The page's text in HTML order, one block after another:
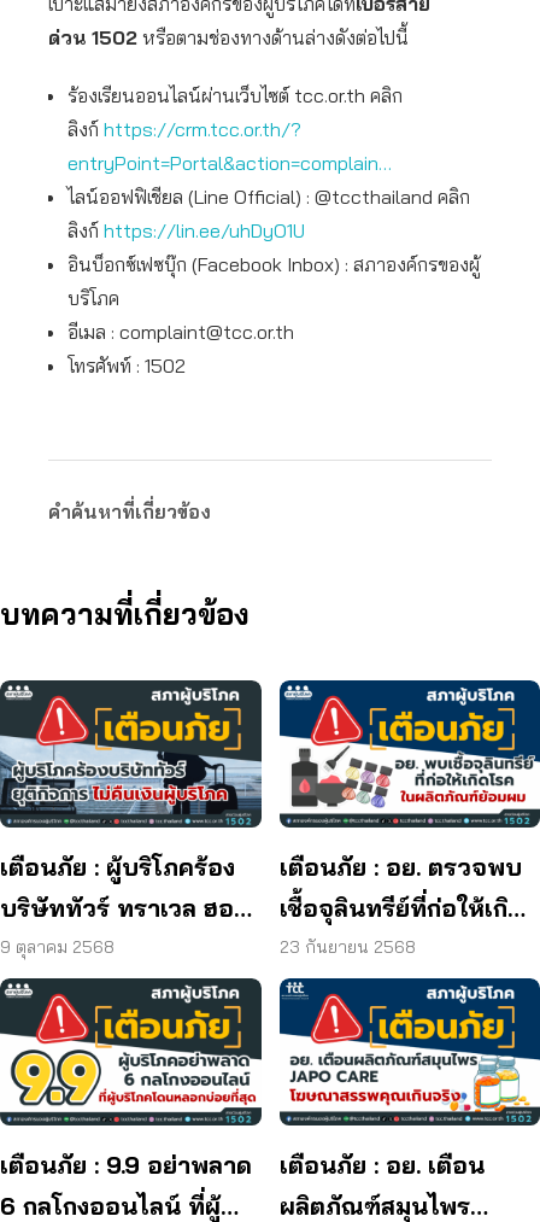
ด่วน 1502 หรือตามช่องทางด้านล่างดังต่อไปนี้
ร้องเรียนออนไลน์ผ่านเว็บไซต์ tcc.or.th คลิก
ลิงก์ https://crm.tcc.or.th/?
entryPoint=Portal&action=complain…
ไลน์ออฟฟิเชียล (Line Official) : @tccthailand คลิก
ลิงก์ https://lin.ee/uhDyO1U
อินบ็อกซ์เฟซบุ๊ก (Facebook Inbox) : สภาองค์กรของผู้
บริโภค
อีเมล : complaint@tcc.or.th
โทรศัพท์ : 1502
คำค้นหาที่เกี่ยวข้อง
บทความที่เกี่ยวข้อง
เตือนภัย : ผู้บริโภคร้อง
บริษัททัวร์ ทราเวล ฮอลิ
เดย์ ยุติกิจการ ไม่คืนเงิน
ผู้บริโภค
9 ตุลาคม 2568
เตือนภัย : อย. ตรวจพบ
เชื้อจุลินทรีย์ที่ก่อให้เกิด
โรค และพบแบคทีเรีย
ยีสต์ และรา เกิน
มาตรฐานกำหนด ใน
ผลิตภัณฑ์ย้อมผม
23 กันยายน 2568
เตือนภัย : 9.9 อย่าพลาด
6 กลโกงออนไลน์ ที่ผู้
เตือนภัย : อย. เตือน
ผลิตภัณฑ์สมุนไพร